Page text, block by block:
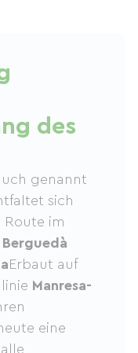
des
genannt
sich
Route im
Berguedà
Erbaut auf
Manresa-
eine